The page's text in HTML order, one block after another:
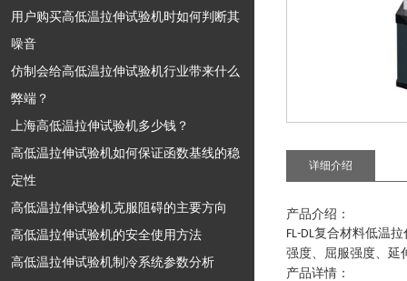
用户购买高低温拉伸试验机时如何判断其
噪音
仿制会给高低温拉伸试验机行业带来什么
弊端？
上海高低温拉伸试验机多少钱？
高低温拉伸试验机如何保证函数基线的稳
定性
高低温拉伸试验机克服阻碍的主要方向
高低温拉伸试验机的安全使用方法
高低温拉伸试验机制冷系统参数分析
详细介绍
产品介绍：
FL-DL复合材料低温
强度、屈服强度、延
产品详情：